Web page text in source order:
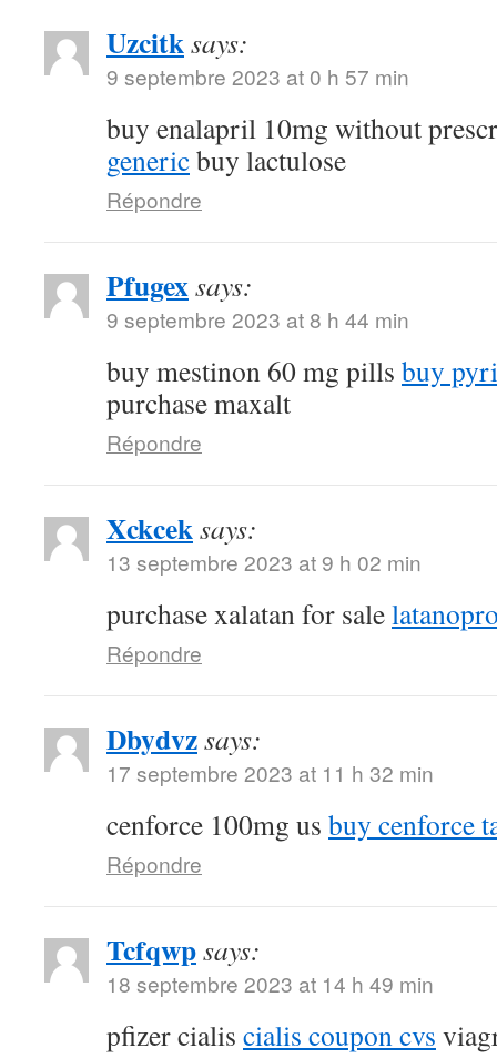
Uzcitksays:
9 septembre 2023 at 0 h 57 min
buy enalapril 10mg without
genericbuy lactulose
Répondre
Pfugexsays:
9 septembre 2023 at 8 h 44 min
buy mestinon 60 mg pills buy
purchase maxalt
Répondre
Xckceksays:
13 septembre 2023 at 9 h 02 min
purchase xalatan for sale
Répondre
Dbydvzsays:
17 septembre 2023 at 11 h 32 min
cenforce 100mg us buy cenforce
Répondre
Tcfqwpsays:
18 septembre 2023 at 14 h 49 min
pfizer cialis cialis coupon cvs